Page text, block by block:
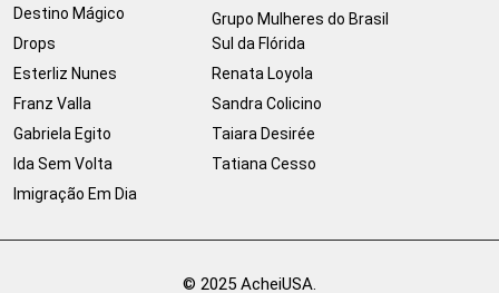
Destino Mágico
Drops
Esterliz Nunes
Franz Valla
Gabriela Egito
Ida Sem Volta
Imigração Em Dia
Grupo Mulheres do Brasil
Sul da Flórida
Renata Loyola
Sandra Colicino
Taiara Desirée
Tatiana Cesso
© 2025 AcheiUSA.